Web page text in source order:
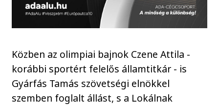
Közben az olimpiai bajnok Czene Attila -
korábbi sportért felelős államtitkár - is
Gyárfás Tamás szövetségi elnökkel
szemben foglalt állást, s a Lokálnak